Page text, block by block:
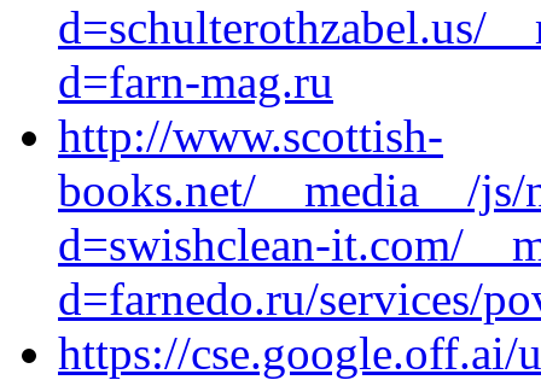
d=schulterothzabel.us/
d=farn-mag.ru
http://www.scottish-
books.net/__media__/js/
d=swishclean-it.com/
d=farnedo.ru/services/
https://cse.google.off.ai/